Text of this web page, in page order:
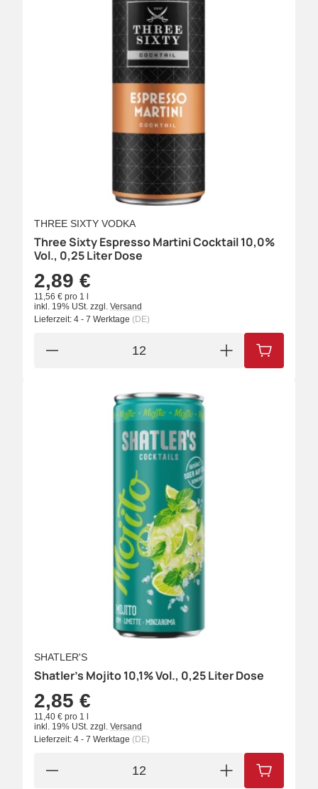
THREE SIXTY VODKA
Three Sixty Espresso Martini Cocktail 10,0%
Vol., 0,25 Liter Dose
2,89 €
11,56 € pro 1 l
inkl. 19% USt. zzgl. Versand
Lieferzeit: 4 - 7 Werktage (DE)
IN DEN
SHATLER'S
Shatler's Mojito 10,1% Vol., 0,25 Liter Dose
2,85 €
11,40 € pro 1 l
inkl. 19% USt. zzgl. Versand
Lieferzeit: 4 - 7 Werktage (DE)
IN DEN